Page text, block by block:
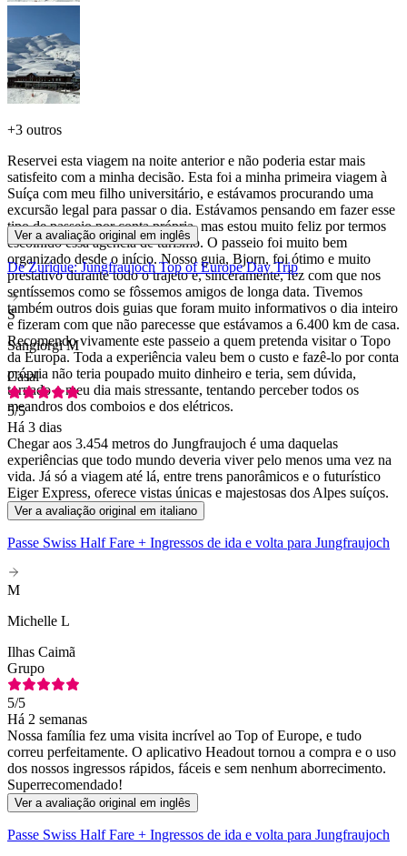
+3 outros
Reservei esta viagem na noite anterior e não poderia estar mais
satisfeito com a minha decisão. Esta foi a minha primeira viagem à
Suíça com meu filho universitário, e estávamos procurando uma
excursão legal para passar o dia. Estávamos pensando em fazer esse
tipo de passeio por conta própria, mas estou muito feliz por termos
escolhido essa agência de turismo. O passeio foi muito bem
organizado desde o início. Nosso guia, Bjorn, foi ótimo e muito
prestativo durante todo o trajeto e, sinceramente, fez com que nos
sentíssemos como se fôssemos amigos de longa data. Tivemos
também outros dois guias que foram muito informativos o dia inteiro
e fizeram com que não parecesse que estávamos a 6.400 km de casa.
Recomendo vivamente este passeio a quem pretenda visitar o Topo
da Europa. Toda a experiência valeu bem o custo e fazê-lo por conta
própria não teria poupado muito dinheiro e teria, sem dúvida,
tornado o meu dia mais stressante, tentando perceber todos os
meandros dos comboios e dos elétricos.
Ver a avaliação original em inglês
De Zurique: Jungfraujoch Top of Europe Day Trip
S
Sangiorgi M
Casal
5/5
Há 3 dias
Chegar aos 3.454 metros do Jungfraujoch é uma daquelas
experiências que todo mundo deveria viver pelo menos uma vez na
vida. Já só a viagem até lá, entre trens panorâmicos e o futurístico
Eiger Express, oferece vistas únicas e majestosas dos Alpes suíços.
Ver a avaliação original em italiano
Passe Swiss Half Fare + Ingressos de ida e volta para Jungfraujoch
M
Michelle L
Ilhas Caimã
Grupo
5/5
Há 2 semanas
Nossa família fez uma visita incrível ao Top of Europe, e tudo
correu perfeitamente. O aplicativo Headout tornou a compra e o uso
dos nossos ingressos rápidos, fáceis e sem nenhum aborrecimento.
Superrecomendado!
Ver a avaliação original em inglês
Passe Swiss Half Fare + Ingressos de ida e volta para Jungfraujoch